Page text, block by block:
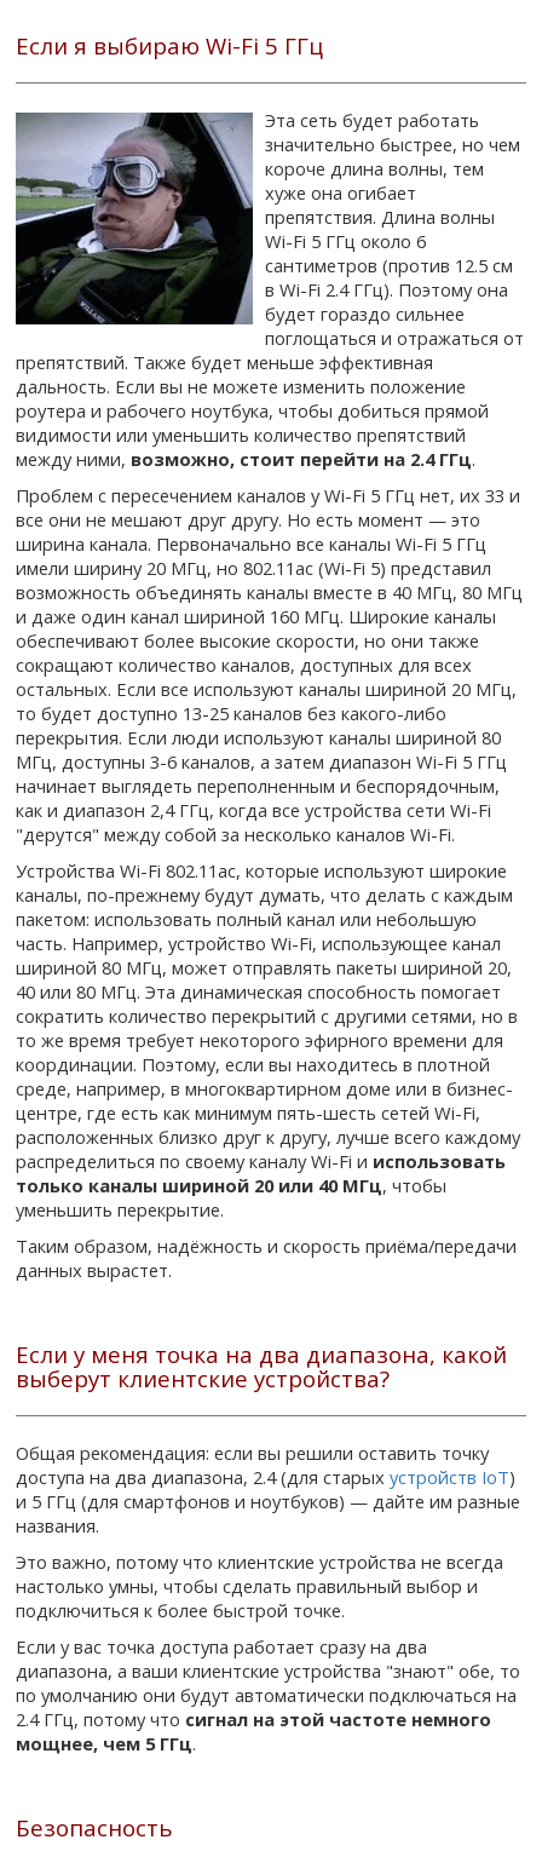
Если я выбираю Wi-Fi 5 ГГц
Эта сеть будет работать
значительно быстрее, но чем
короче длина волны, тем
хуже она огибает
препятствия. Длина волны
Wi-Fi 5 ГГц около 6
сантиметров (против 12.5 см
в Wi-Fi 2.4 ГГц). Поэтому она
будет гораздо сильнее
поглощаться и отражаться от
препятствий. Также будет меньше эффективная
дальность. Если вы не можете изменить положение
роутера и рабочего ноутбука, чтобы добиться прямой
видимости или уменьшить количество препятствий
между ними, возможно, стоит перейти на 2.4 ГГц.
Проблем с пересечением каналов у Wi-Fi 5 ГГц нет, их 33 и
все они не мешают друг другу. Но есть момент — это
ширина канала. Первоначально все каналы Wi-Fi 5 ГГц
имели ширину 20 МГц, но 802.11ac (Wi-Fi 5) представил
возможность объединять каналы вместе в 40 МГц, 80 МГц
и даже один канал шириной 160 МГц. Широкие каналы
обеспечивают более высокие скорости, но они также
сокращают количество каналов, доступных для всех
остальных. Если все используют каналы шириной 20 МГц,
то будет доступно 13-25 каналов без какого-либо
перекрытия. Если люди используют каналы шириной 80
МГц, доступны 3-6 каналов, а затем диапазон Wi-Fi 5 ГГц
начинает выглядеть переполненным и беспорядочным,
как и диапазон 2,4 ГГц, когда все устройства сети Wi-Fi
"дерутся" между собой за несколько каналов Wi-Fi.
Устройства Wi-Fi 802.11ac, которые используют широкие
каналы, по-прежнему будут думать, что делать с каждым
пакетом: использовать полный канал или небольшую
часть. Например, устройство Wi-Fi, использующее канал
шириной 80 МГц, может отправлять пакеты шириной 20,
40 или 80 МГц. Эта динамическая способность помогает
сократить количество перекрытий с другими сетями, но в
то же время требует некоторого эфирного времени для
координации. Поэтому, если вы находитесь в плотной
среде, например, в многоквартирном доме или в бизнес-
центре, где есть как минимум пять-шесть сетей Wi-Fi,
расположенных близко друг к другу, лучше всего каждому
распределиться по своему каналу Wi-Fi и использовать
только каналы шириной 20 или 40 МГц, чтобы
уменьшить перекрытие.
Таким образом, надёжность и скорость приёма/передачи
данных вырастет.
Если у меня точка на два диапазона, какой
выберут клиентские устройства?
Общая рекомендация: если вы решили оставить точку
доступа на два диапазона, 2.4 (для старыхустройств IoT)
и 5 ГГц (для смартфонов и ноутбуков) — дайте им разные
названия.
Это важно, потому что клиентские устройства не всегда
настолько умны, чтобы сделать правильный выбор и
подключиться к более быстрой точке.
Если у вас точка доступа работает сразу на два
диапазона, а ваши клиентские устройства "знают" обе, то
по умолчанию они будут автоматически подключаться на
2.4 ГГц, потому что сигнал на этой частоте немного
мощнее, чем 5 ГГц.
Безопасность